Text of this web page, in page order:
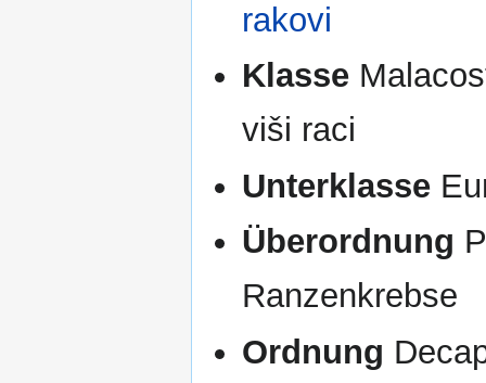
rakovi
Klasse
viši raci
Unterklasse
Überordnung
Ranzenkrebse
Ordnung